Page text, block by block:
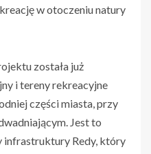
w otoczeniu natury
została już
i tereny rekreacyjne
części miasta, przy
Jest to
infrastruktury Redy, który